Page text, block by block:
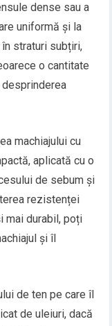
dense sau a
uniformă și la
straturi subțiri,
o cantitate
machiajului cu
aplicată cu o
de sebum și
rezistenței
mai durabil, poți
și îl
de ten pe care îl
de uleiuri, dacă